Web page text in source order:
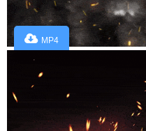
MP4